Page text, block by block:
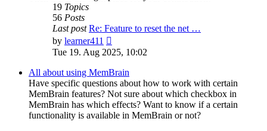
19 Topics
56 Posts
Last post Re: Feature to reset the net …
by learner411
the
post
Tue 19. Aug 2025, 10:02
All about using MemBrain
Have specific questions about how to work with certain
MemBrain features? Not sure about which checkbox in
MemBrain has which effects? Want to know if a certain
functionality is available in MemBrain or not?